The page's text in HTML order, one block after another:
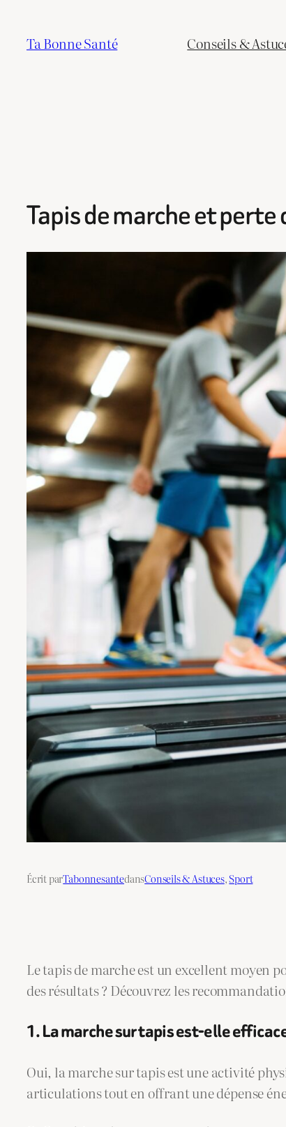
contenu
Ta Bonne Santé Conseils &
Tapis de marche et
Écrit parTabonnesantedansConseils & Astuces, Sport
Le tapis de marche est un excellent moyen
des résultats ? Découvrez les
1. La marche sur tapis est-elle
Oui, la marche sur tapis est une activité
articulations tout en offrant une dépense